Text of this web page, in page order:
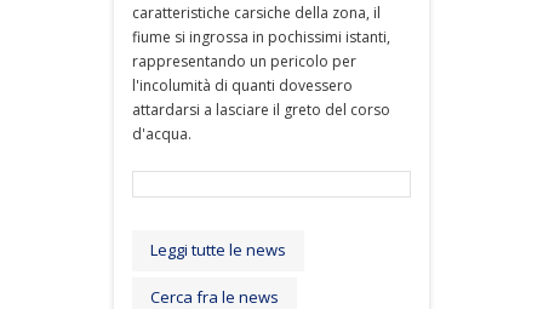
caratteristiche carsiche della zona, il
fiume si ingrossa in pochissimi istanti,
rappresentando un pericolo per
l'incolumità di quanti dovessero
attardarsi a lasciare il greto del corso
d'acqua.
Leggi tutte le news
Cerca fra le news